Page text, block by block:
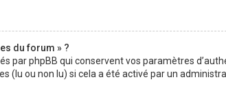
du forum » ?
par phpBB qui conservent vos paramètres
(lu ou non lu) si cela a été activé par un